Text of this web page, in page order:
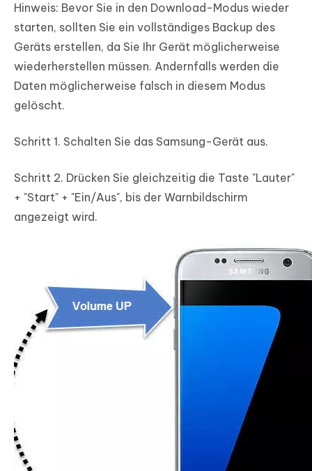
Hinweis: Bevor Sie in den Download-Modus wieder
starten, sollten Sie ein vollständiges Backup des
Geräts erstellen, da Sie Ihr Gerät möglicherweise
wiederherstellen müssen. Andernfalls werden die
Daten möglicherweise falsch in diesem Modus
gelöscht.
Schritt 1. Schalten Sie das Samsung-Gerät aus.
Schritt 2. Drücken Sie gleichzeitig die Taste "Lauter"
+ "Start" + "Ein/Aus", bis der Warnbildschirm
angezeigt wird.